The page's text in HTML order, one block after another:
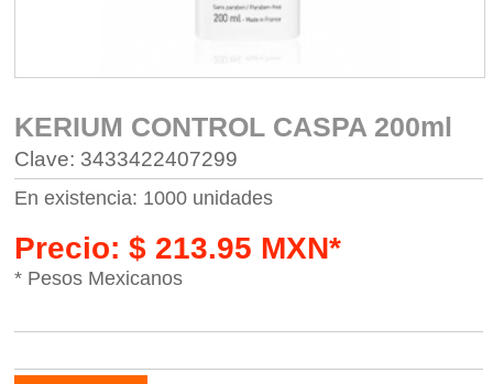
KERIUM CONTROL CASPA 200ml
Clave: 3433422407299
En existencia: 1000 unidades
Precio: $ 213.95 MXN*
* Pesos Mexicanos